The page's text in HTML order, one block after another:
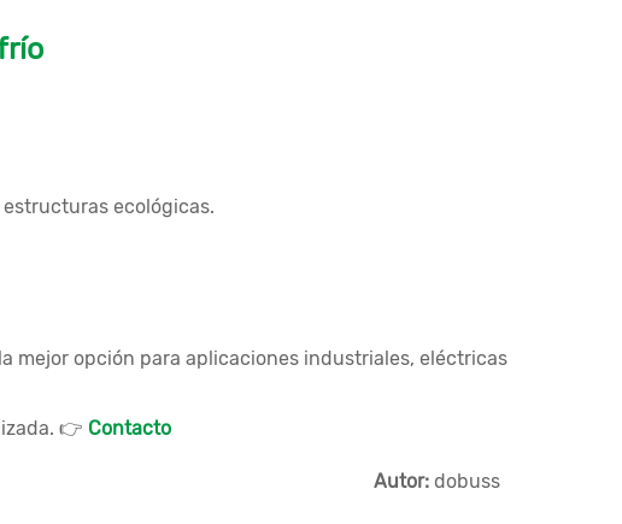
ecológicas.
mejor opción para aplicaciones industriales, eléctricas
👉 Contacto
Autor: dobuss